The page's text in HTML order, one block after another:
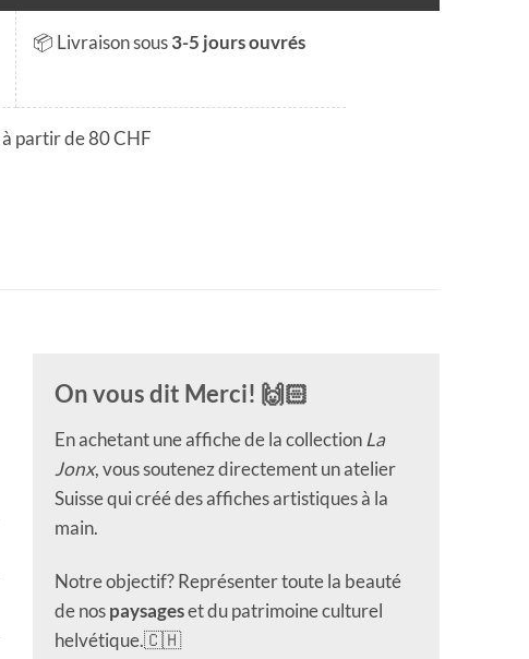
📦 Livraison sous3-5 jours ouvrés
à partir de 80 CHF
On vous dit Merci! 🙌🏻
En achetant une affiche de la collection La
Jonx, vous soutenez directement un atelier
Suisse qui créé des affiches artistiques à la
main.
Notre objectif? Représenter toute la beauté
de nospaysageset du patrimoine culturel
helvétique.🇨🇭